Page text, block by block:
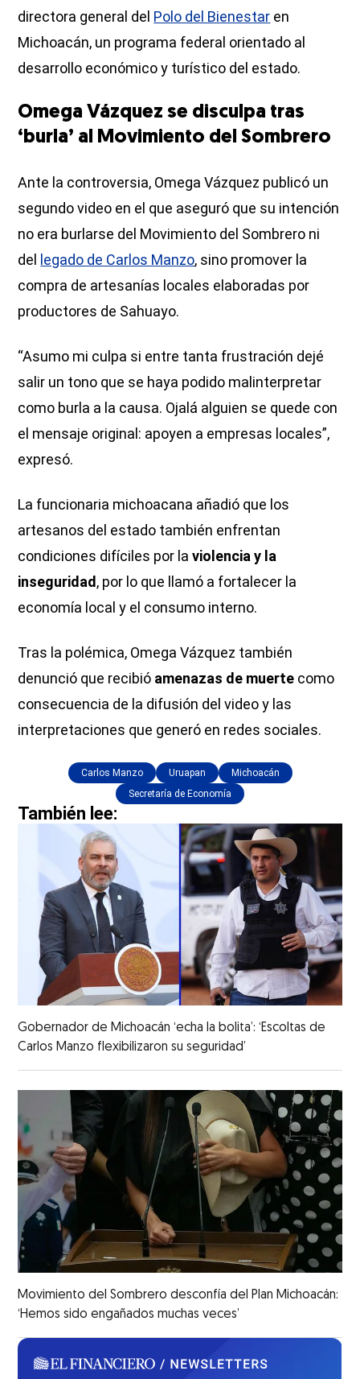
directora general del Polo del Bienestar en
Michoacán, un programa federal orientado al
desarrollo económico y turístico del estado.
Omega Vázquez se disculpa tras
‘burla’ al Movimiento del Sombrero
Ante la controversia, Omega Vázquez publicó un
segundo video en el que aseguró que su intención
no era burlarse del Movimiento del Sombrero ni
del legado de Carlos Manzo, sino promover la
compra de artesanías locales elaboradas por
productores de Sahuayo.
“Asumo mi culpa si entre tanta frustración dejé
salir un tono que se haya podido malinterpretar
como burla a la causa. Ojalá alguien se quede con
el mensaje original: apoyen a empresas locales”,
expresó.
La funcionaria michoacana añadió que los
artesanos del estado también enfrentan
condiciones difíciles por la violencia y la
inseguridad, por lo que llamó a fortalecer la
economía local y el consumo interno.
Tras la polémica, Omega Vázquez también
denunció que recibió amenazas de muerte como
consecuencia de la difusión del video y las
interpretaciones que generó en redes sociales.
Carlos Manzo Uruapan
Michoacán
Secretaría de Economía
También lee:
Gobernador de Michoacán ‘echa la bolita’: ‘Escoltas de
Carlos Manzo flexibilizaron su seguridad’
Movimiento del Sombrero desconfía del Plan Michoacán:
‘Hemos sido engañados muchas veces’